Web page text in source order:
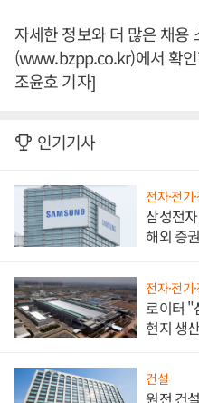
자세한 정보와 더 많은 채용
(www.bzpp.co.kr)에서 확
조윤호 기자]
인기기사
전자·전기
삼성전
해외 증
전자·전기
로이터 "
현지 생
건설
원전 건